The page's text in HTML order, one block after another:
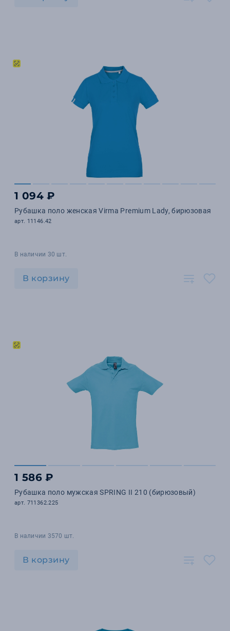
1 094 ₽
Рубашка поло женская Virma Premium Lady, бирюзовая
арт. 11146.42
В наличии 30 шт.
В корзину
1 586 ₽
Рубашка поло мужская SPRING II 210 (бирюзовый)
арт. 711362.225
В наличии 3570 шт.
В корзину